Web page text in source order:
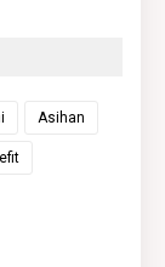
Asihan